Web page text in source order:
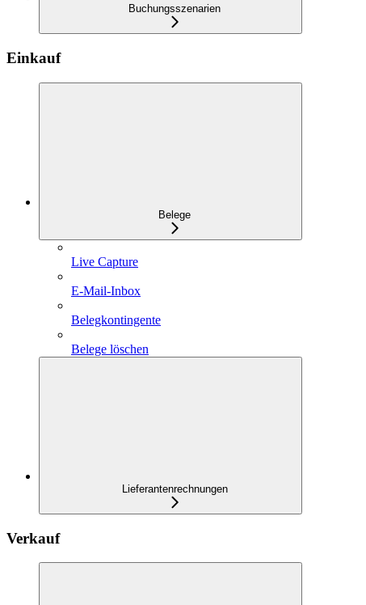
Buchungsszenarien
Einkauf
Belege
Live Capture
E-Mail-Inbox
Belegkontingente
Belege löschen
Lieferantenrechnungen
Verkauf